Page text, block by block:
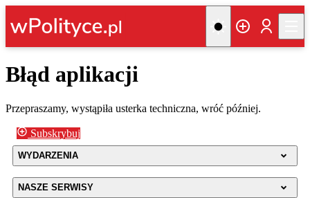
Błąd aplikacji
Przepraszamy, wystąpiła usterka techniczna, wróć później.
Subskrybuj
WYDARZENIA
NASZE SERWISY